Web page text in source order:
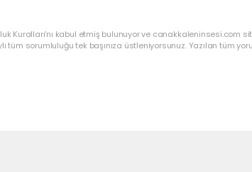
Kuralları’nı kabul etmiş bulunuyor ve canakkaleninsesi.com
tüm sorumluluğu tek başınıza üstleniyorsunuz. Yazılan tüm